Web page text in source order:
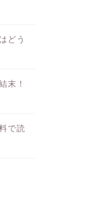
どう
末！
で読